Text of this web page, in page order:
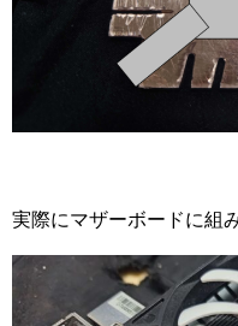
実際にマザーボードに組